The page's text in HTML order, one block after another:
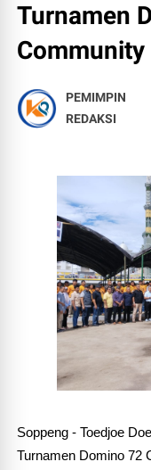
Turnamen
Community
PEMIMPIN
REDAKSI
Soppeng - Toedjoe
Turnamen Domino 72